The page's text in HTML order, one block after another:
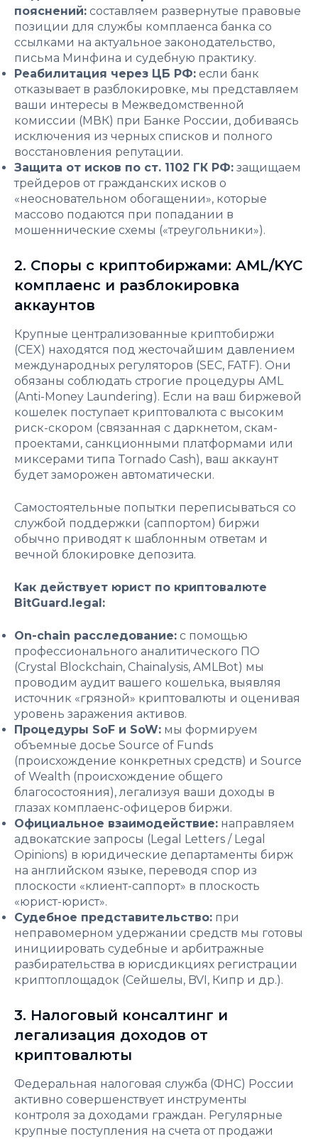
пояснений: составляем развернутые правовые
позиции для службы комплаенса банка со
ссылками на актуальное законодательство,
письма Минфина и судебную практику.
Реабилитация через ЦБ РФ: если банк
отказывает в разблокировке, мы представляем
ваши интересы в Межведомственной
комиссии (МВК) при Банке России, добиваясь
исключения из черных списков и полного
восстановления репутации.
Защита от исков по ст. 1102 ГК РФ: защищаем
трейдеров от гражданских исков о
«неосновательном обогащении», которые
массово подаются при попадании в
мошеннические схемы («треугольники»).
2. Споры с криптобиржами: AML/KYC
комплаенс и разблокировка
аккаунтов
Крупные централизованные криптобиржи
(CEX) находятся под жесточайшим давлением
международных регуляторов (SEC, FATF). Они
обязаны соблюдать строгие процедуры AML
(Anti-Money Laundering). Если на ваш биржевой
кошелек поступает криптовалюта с высоким
риск-скором (связанная с даркнетом, скам-
проектами, санкционными платформами или
миксерами типа Tornado Cash), ваш аккаунт
будет заморожен автоматически.
Самостоятельные попытки переписываться со
службой поддержки (саппортом) биржи
обычно приводят к шаблонным ответам и
вечной блокировке депозита.
Как действует юрист по криптовалюте
BitGuard.legal:
On-chain расследование: с помощью
профессионального аналитического ПО
(Crystal Blockchain, Chainalysis, AMLBot) мы
проводим аудит вашего кошелька, выявляя
источник «грязной» криптовалюты и оценивая
уровень заражения активов.
Процедуры SoF и SoW: мы формируем
объемные досье Source of Funds
(происхождение конкретных средств) и Source
of Wealth (происхождение общего
благосостояния), легализуя ваши доходы в
глазах комплаенс-офицеров биржи.
Официальное взаимодействие: направляем
адвокатские запросы (Legal Letters / Legal
Opinions) в юридические департаменты бирж
на английском языке, переводя спор из
плоскости «клиент-саппорт» в плоскость
«юрист-юрист».
Судебное представительство: при
неправомерном удержании средств мы готовы
инициировать судебные и арбитражные
разбирательства в юрисдикциях регистрации
криптоплощадок (Сейшелы, BVI, Кипр и др.).
3. Налоговый консалтинг и
легализация доходов от
криптовалюты
Федеральная налоговая служба (ФНС) России
активно совершенствует инструменты
контроля за доходами граждан. Регулярные
крупные поступления на счета от продажи